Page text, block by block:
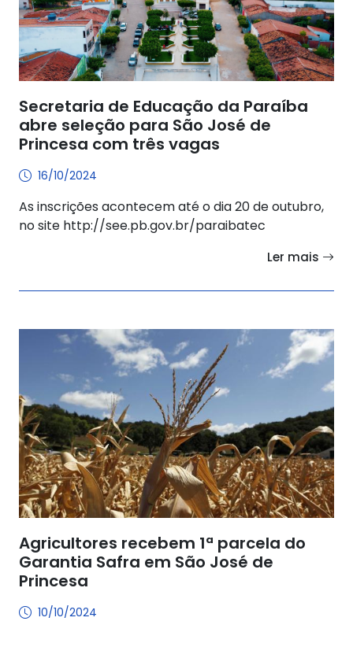
Secretaria de Educação da Paraíba
abre seleção para São José de
Princesa com três vagas
16/10/2024
As inscrições acontecem até o dia 20 de outubro,
no site http://see.pb.gov.br/paraibatec
Ler mais
Agricultores recebem 1ª parcela do
Garantia Safra em São José de
Princesa
10/10/2024